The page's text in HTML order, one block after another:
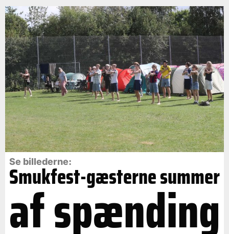
Se billederne:
Smukfest-gæsterne summer
af spænding